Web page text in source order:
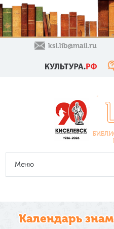
ksl.lib@mail.ru
Меню
Календарь